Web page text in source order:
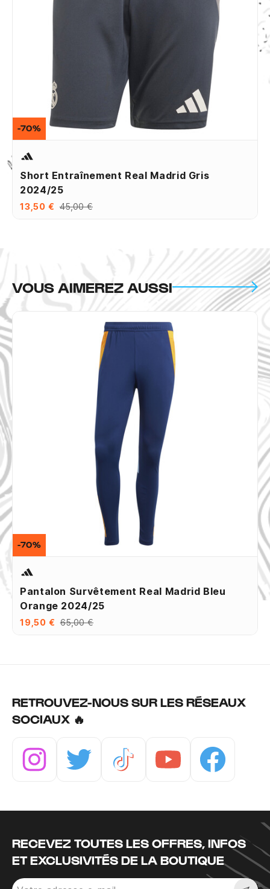
Short Entraînement Real Madrid Gris
2024/25
13,50 € 45,00 €
-70%
VOUS AIMEREZ AUSSI
Pantalon Survêtement Real Madrid Bleu
Orange 2024/25
19,50 € 65,00 €
-70%
RETROUVEZ-NOUS SUR LES RÉSEAUX
SOCIAUX 🔥
RECEVEZ TOUTES LES OFFRES, INFOS
ET EXCLUSIVITÉS DE LA BOUTIQUE